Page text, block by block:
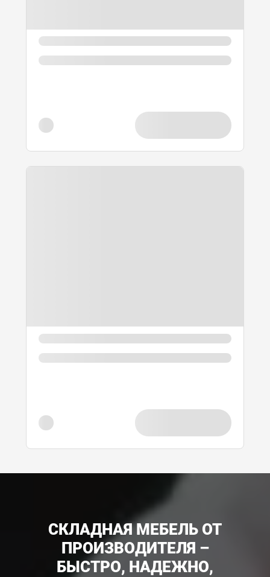
СКЛАДНАЯ МЕБЕЛЬ ОТ
ПРОИЗВОДИТЕЛЯ –
БЫСТРО, НАДЕЖНО,